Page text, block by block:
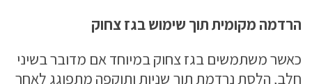
הרדמה מקומית תוך שימוש בגז צחוק
כאשר משתמשים בגז צחוק במיוחד אם מדובר בשיני
חלב, הלסת נרדמת תוך שניות ותוקפה מתפוגג לאחר